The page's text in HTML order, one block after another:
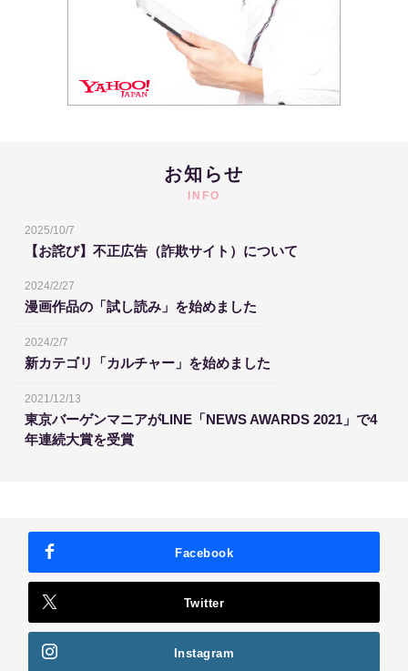
お知らせ
INFO
2025/10/7
【お詫び】不正広告（詐欺サイト）について
2024/2/27
漫画作品の「試し読み」を始めました
2024/2/7
新カテゴリ「カルチャー」を始めました
2021/12/13
東京バーゲンマニアがLINE「NEWS AWARDS 2021」で4
年連続大賞を受賞
Facebook
Twitter
Instagram